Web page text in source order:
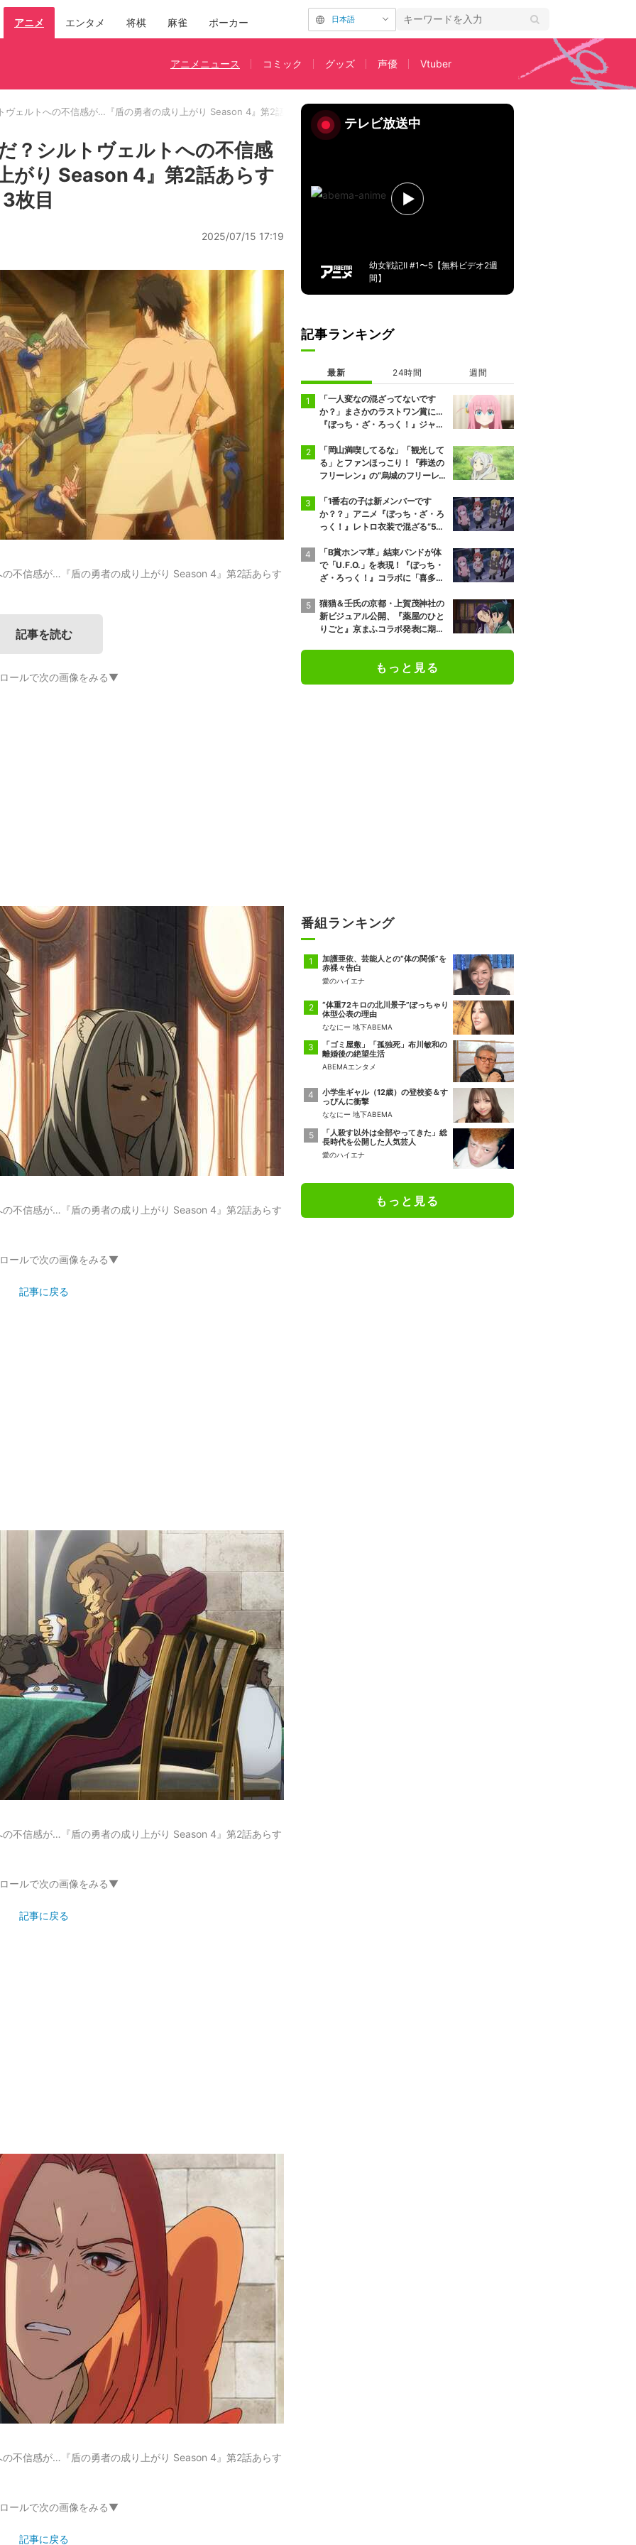
アニメ エンタメ 将棋 麻雀 ポーカー 日本語
アニメニュース コミック グッズ 声優 Vtuber
ヴェルトへの不信感が…『盾の勇者の成り上がり Season 4』第2話あらすじ＆先行カット公開！
？シルトヴェルトへの不信感
がり Season 4』第2話あらす
枚目
2025/07/15 17:19
不信感が…『盾の勇者の成り上がり Season 4』第2話あらす
記事を読む
ールで次の画像をみる▼
不信感が…『盾の勇者の成り上がり Season 4』第2話あらす
ールで次の画像をみる▼
記事に戻る
不信感が…『盾の勇者の成り上がり Season 4』第2話あらす
ールで次の画像をみる▼
記事に戻る
不信感が…『盾の勇者の成り上がり Season 4』第2話あらす
ールで次の画像をみる▼
記事に戻る
テレビ放送中
幼女戦記Ⅱ #1〜5【無料ビデオ2週
間】
記事ランキング
最新 24時間 週間
「一人変なの混ざってないです
か？」まさかのラストワン賞に…
『ぼっち・ざ・ろっく！』ジャー
「岡山満喫してるな」「観光して
る」とファンほっこり！『葬送の
フリーレン』の“烏城のフリーレ
「1番右の子は新メンバーです
か？？」アニメ『ぼっち・ざ・ろ
っく！』レトロ衣装で混ざる“5人
「B賞ホンマ草」結束バンドが体
で「U.F.O.」を表現！『ぼっち・
ざ・ろっく！』コラボに「喜多ち
猫猫＆壬氏の京都・上賀茂神社の
新ビジュアル公開、『薬屋のひと
りごと』京まふコラボ発表に期待
もっと見る
番組ランキング
加護亜依、芸能人との“体の関係”を
赤裸々告白
愛のハイエナ
“体重72キロの北川景子”ぽっちゃり
体型公表の理由
ななにー 地下ABEMA
「ゴミ屋敷」「孤独死」布川敏和の
離婚後の絶望生活
ABEMAエンタメ
小学生ギャル（12歳）の登校姿＆す
っぴんに衝撃
ななにー 地下ABEMA
「人殺す以外は全部やってきた」総
長時代を公開した人気芸人
愛のハイエナ
もっと見る